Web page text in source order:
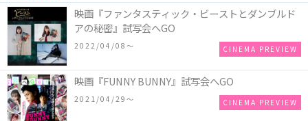
映画『ファンタスティック・ビーストとダンブルド
アの秘密』試写会へGO
2022/04/08〜 CINEMA PREVIEW
映画『FUNNY BUNNY』試写会へGO
2021/04/29〜 CINEMA PREVIEW